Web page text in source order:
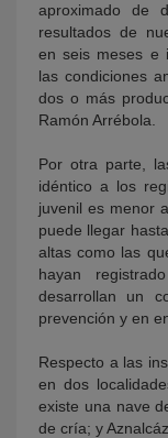
aproximado de
resultados de
en seis meses e
las condiciones
dos o más
Ramón Arrébola.
Por otra parte,
idéntico a los
juvenil es menor
puede llegar
altas como las
hayan
desarrollan un
prevención y en
Respecto a las
en dos
existe una nave
de cría; y